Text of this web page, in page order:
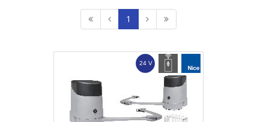
1